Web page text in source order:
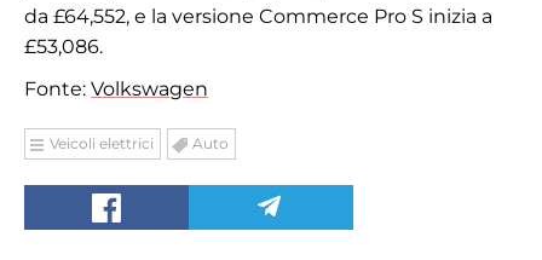
da £64,552, e la versione Commerce Pro S inizia a
£53,086.
Fonte: Volkswagen
Veicoli elettrici Auto